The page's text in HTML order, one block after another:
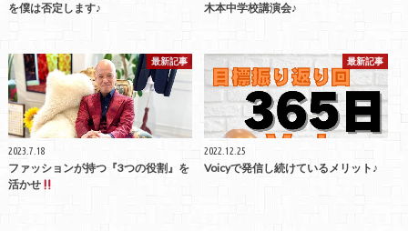
を僕は否定します♪
木本中学校講演会♪
最新記事
2023.7.18
ファッションが持つ『3つの役割』を
活かせ
最新記事
2022.12.25
Voicyで発信し続けているメリット♪